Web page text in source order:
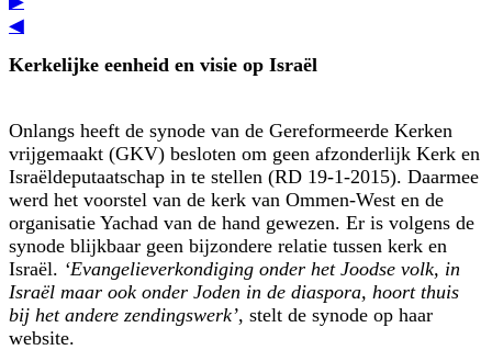
◀
Kerkelijke eenheid en visie op Israël
Onlangs heeft de synode van de Gereformeerde Kerken
vrijgemaakt (GKV) besloten om geen afzonderlijk Kerk en
Israëldeputaatschap in te stellen (RD 19-1-2015). Daarmee
werd het voorstel van de kerk van Ommen-West en de
organisatie Yachad van de hand gewezen. Er is volgens de
synode blijkbaar geen bijzondere relatie tussen kerk en
Israël. ‘Evangelieverkondiging onder het Joodse volk, in
Israël maar ook onder Joden in de diaspora, hoort thuis
bij het andere zendingswerk’, stelt de synode op haar
website.